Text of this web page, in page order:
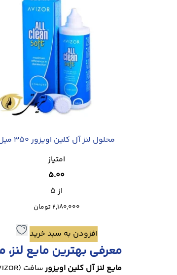
محلول لنز آل کلین اویزور 350 میل
امتیاز
5.00
از 5
2,180,000 تومان
افزودن به سبد خرید
معرفی بهترین مایع لنز،
مایع لنز آل کلین اویزور